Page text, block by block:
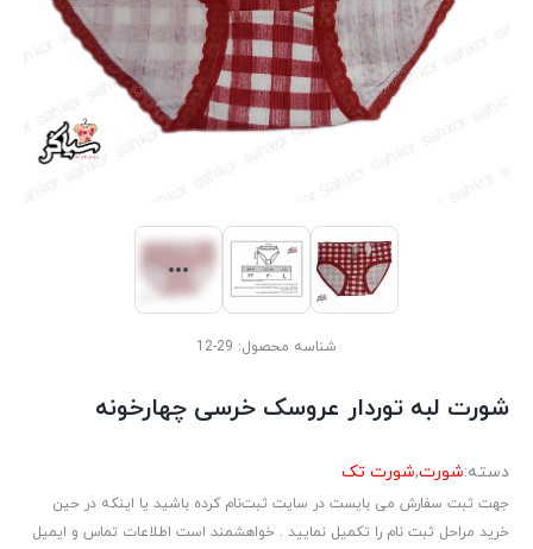
شناسه محصول: 29-12
شورت لبه توردار عروسک خرسی چهارخونه
دسته:شورت,شورت تک
جهت ثبت سفارش می بایست در سایت ثبت‌نام کرده باشید یا اینکه در حین
خرید مراحل ثبت نام را تکمیل نمایید . خواهشمند است اطلاعات تماس و ایمیل